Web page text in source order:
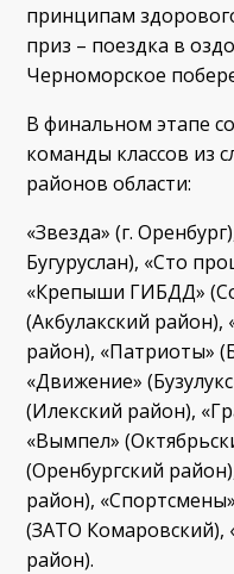
принципам
приз – поездка в
Черноморское
В финальном этапе
команды классов из
районов области:
«Звезда» (г.
Бугуруслан), «Сто
«Крепыши ГИБДД»
(Акбулакский
район), «Патриоты»
«Движение»
(Илекский район),
«Вымпел»
(Оренбургский
район),
(ЗАТО Комаровский),
район).